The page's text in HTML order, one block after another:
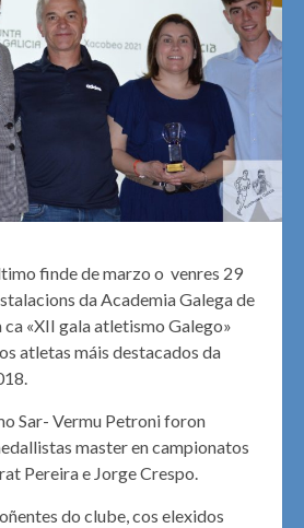
finde de marzo o venres 29
da Academia Galega de
«XII gala atletismo Galego»
atletas máis destacados da
Sar- Vermu Petroni foron
master en campionatos
Pereira e Jorge Crespo.
do clube, cos elexidos